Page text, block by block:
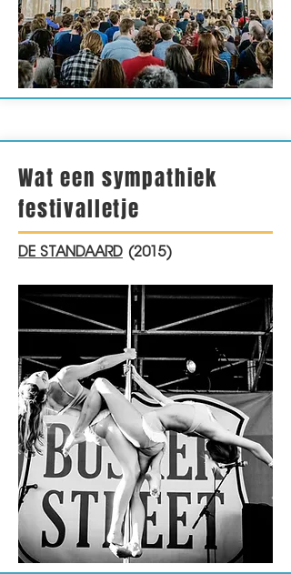
Wat een sympathiek
festivalletje
DE STANDAARD (2015)